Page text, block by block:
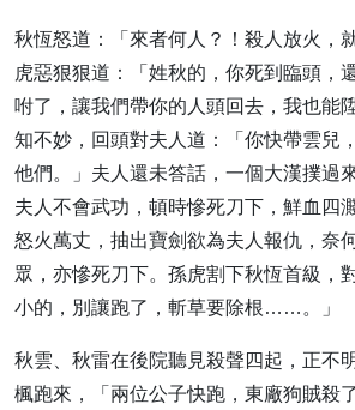
秋恆怒道：「來者何人？！殺人放火，
虎惡狠狠道：「姓秋的，你死到臨頭，
咐了，讓我們帶你的人頭回去，我也能
知不妙，回頭對夫人道：「你快帶雲兒
他們。」夫人還未答話，一個大漢撲過
夫人不會武功，頓時慘死刀下，鮮血四
怒火萬丈，抽出寶劍欲為夫人報仇，奈
眾，亦慘死刀下。孫虎割下秋恆首級，
小的，別讓跑了，斬草要除根……。」
秋雲、秋雷在後院聽見殺聲四起，正不
楓跑來，「兩位公子快跑，東廠狗賊殺